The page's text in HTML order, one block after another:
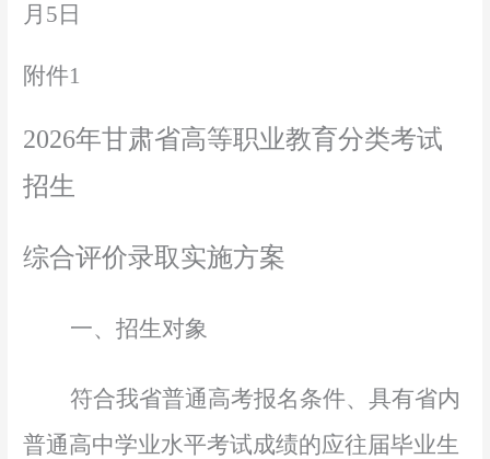
月 5 日
附件1
2026年甘肃省高等职业教育分类考试
招生
综合评价录取实施方案
一、招生对象
符合我省普通高考报名条件、具有省内
普通高中学业水平考试成绩的应往届毕业生